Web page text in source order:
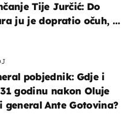
Tije Jurčić: Do
ju je dopratio očuh, a
pobjednik: Gdje i
godinu nakon Oluje
general Ante Gotovina?